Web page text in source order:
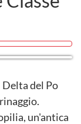
Delta del Po
un'antica